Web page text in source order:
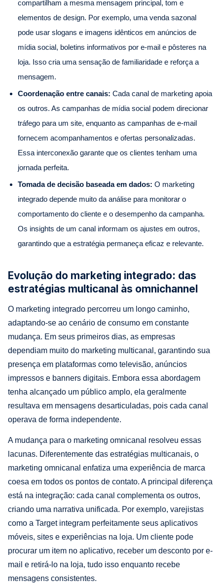
compartilham a mesma mensagem principal, tom e
elementos de design. Por exemplo, uma venda sazonal
pode usar slogans e imagens idênticos em anúncios de
mídia social, boletins informativos por e-mail e pôsteres na
loja. Isso cria uma sensação de familiaridade e reforça a
mensagem.
Coordenação entre canais: Cada canal de marketing apoia
os outros. As campanhas de mídia social podem direcionar
tráfego para um site, enquanto as campanhas de e-mail
fornecem acompanhamentos e ofertas personalizadas.
Essa interconexão garante que os clientes tenham uma
jornada perfeita.
Tomada de decisão baseada em dados: O marketing
integrado depende muito da análise para monitorar o
comportamento do cliente e o desempenho da campanha.
Os insights de um canal informam os ajustes em outros,
garantindo que a estratégia permaneça eficaz e relevante.
Evolução do marketing integrado: das
estratégias multicanal às omnichannel
O marketing integrado percorreu um longo caminho,
adaptando-se ao cenário de consumo em constante
mudança. Em seus primeiros dias, as empresas
dependiam muito do marketing multicanal, garantindo sua
presença em plataformas como televisão, anúncios
impressos e banners digitais. Embora essa abordagem
tenha alcançado um público amplo, ela geralmente
resultava em mensagens desarticuladas, pois cada canal
operava de forma independente.
A mudança para o marketing omnicanal resolveu essas
lacunas. Diferentemente das estratégias multicanais, o
marketing omnicanal enfatiza uma experiência de marca
coesa em todos os pontos de contato. A principal diferença
está na integração: cada canal complementa os outros,
criando uma narrativa unificada. Por exemplo, varejistas
como a Target integram perfeitamente seus aplicativos
móveis, sites e experiências na loja. Um cliente pode
procurar um item no aplicativo, receber um desconto por e-
mail e retirá-lo na loja, tudo isso enquanto recebe
mensagens consistentes.